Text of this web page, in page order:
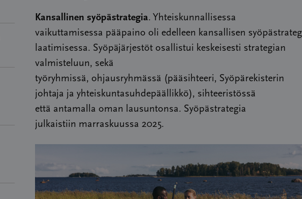
Kansallinen syöpästrategia. Yhteiskunnallisessa
vaikuttamisessa pääpaino oli edelleen kansallisen
laatimisessa. Syöpäjärjestöt osallistui keskeisesti strategian
valmisteluun, sekä
työryhmissä, ohjausryhmässä (pääsihteeri, Syöpärekisterin
johtaja ja yhteiskuntasuhdepäällikkö), sihteeristössä
että antamalla oman lausuntonsa. Syöpästrategia
julkaistiin marraskuussa 2025.